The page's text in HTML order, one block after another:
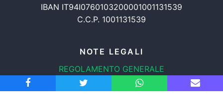
IBAN IT94I0760103200001001131539
C.C.P. 1001131539
NOTE LEGALI
REGOLAMENTO GENERALE
PROTEZIONE DATI
INFORMATIVA COOKIES